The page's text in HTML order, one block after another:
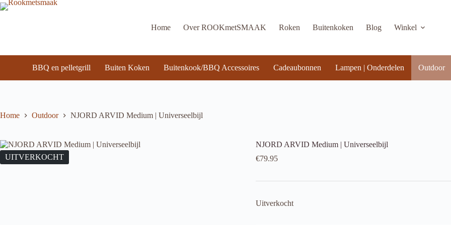
Ga
naar
Home Over ROOKmetSMAAK Roken Buitenkoken Blog Winkel
BBQ en pelletgrill Buiten Koken Buitenkook/BBQ Accessoires Cadeaubonnen Lampen | Onderdelen Outdoor
Home Outdoor NJORD ARVID Medium | Universeelbijl
UITVERKOCHT
NJORD ARVID Medium | Universeelbijl
€79.95
Uitverkocht